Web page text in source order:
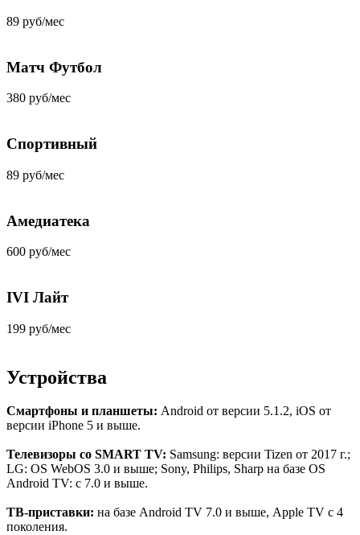
89 руб/мес
Матч Футбол
380 руб/мес
Спортивный
89 руб/мес
Амедиатека
600 руб/мес
IVI Лайт
199 руб/мес
Устройства
Смартфоны и планшеты: Android от версии 5.1.2, iOS от
версии iPhone 5 и выше.
Телевизоры со SMART TV: Samsung: версии Tizen от 2017 г.;
LG: OS WebOS 3.0 и выше; Sony, Philips, Sharp на базе OS
Android TV: c 7.0 и выше.
ТВ-приставки: на базе Android TV 7.0 и выше, Apple TV c 4
поколения.